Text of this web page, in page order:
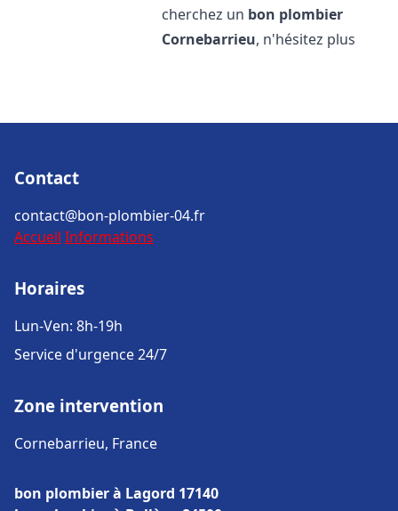
cherchez un bon plombier
Cornebarrieu, n'hésitez plus
Contact
contact@bon-plombier-04.fr
Accueil Informations
Horaires
Lun-Ven: 8h-19h
Service d'urgence 24/7
Zone intervention
Cornebarrieu, France
bon plombier à Lagord 17140